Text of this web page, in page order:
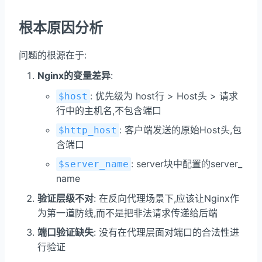
根本原因分析
问题的根源在于:
Nginx的变量差异:
$host : 优先级为 host行 > Host头 > 请求
行中的主机名,不包含端口
$http_host : 客户端发送的原始Host头,包
含端口
$server_name : server块中配置的server_
name
验证层级不对: 在反向代理场景下,应该让Nginx作
为第一道防线,而不是把非法请求传递给后端
端口验证缺失: 没有在代理层面对端口的合法性进
行验证